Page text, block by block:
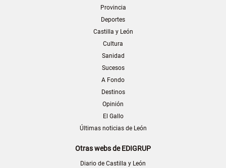
Provincia
Deportes
Castilla y León
Cultura
Sanidad
Sucesos
A Fondo
Destinos
Opinión
El Gallo
Últimas noticias de León
Otras webs de EDIGRUP
Diario de Castilla y León